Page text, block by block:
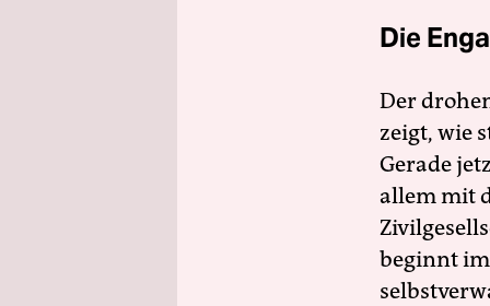
Die
Der
zeigt, wie
Gerade
allem mit
beginnt